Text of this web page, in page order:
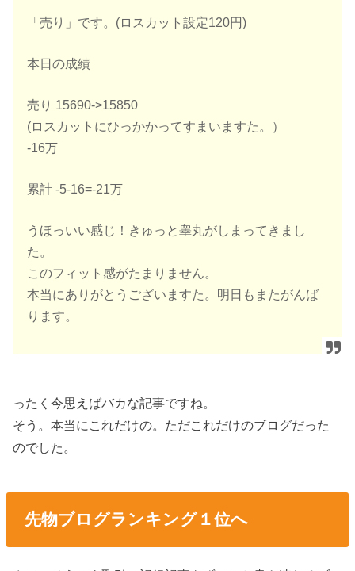
「売り」です。(ロスカット設定120円)
本日の成績
売り 15690->15850
(ロスカットにひっかかってすまいますた。）
-16万
累計 -5-16=-21万
うほっいい感じ！きゅっと睾丸がしまってきまし
た。
このフィット感がたまりません。
本当にありがとうございますた。明日もまたがんば
ります。
ったく今思えばバカな記事ですね。
そう。本当にこれだけの。ただこれだけのブログだった
のでした。
先物ブログランキング１位へ